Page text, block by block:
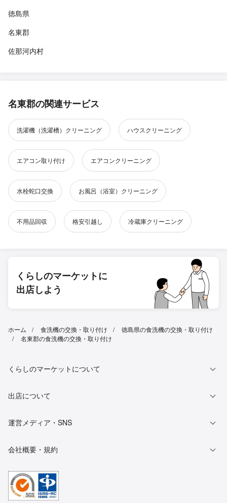
徳島県
名東郡
佐那河内村
名東郡の関連サービス
洗濯機（洗濯槽）クリーニング ハウスクリーニング
エアコン取り付け エアコンクリーニング
水栓蛇口交換 お風呂（浴室）クリーニング
不用品回収 格安引越し 冷蔵庫クリーニング
くらしのマーケットに
出店しよう
ホーム 食洗機の交換・取り付け
徳島県の食洗機の交換・取り付け
名東郡の食洗機の交換・取り付け
くらしのマーケットについて
出店について
運営メディア・SNS
会社概要・規約